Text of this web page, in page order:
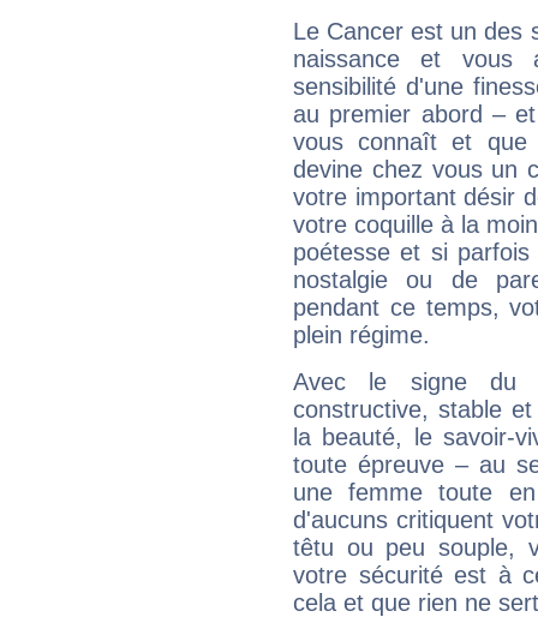
Le Cancer est un des
naissance et vous
sensibilité d'une
au premier abord –
vous connaît et
devine chez vous un
votre important désir
votre coquille à la
poétesse et si
nostalgie ou de
pendant ce temps,
plein régime.
Avec le signe du
constructive, stable
la beauté, le savoir-
toute épreuve – au
une femme toute
d'aucuns critiquent
têtu ou peu souple,
votre sécurité est à
cela et que rien ne